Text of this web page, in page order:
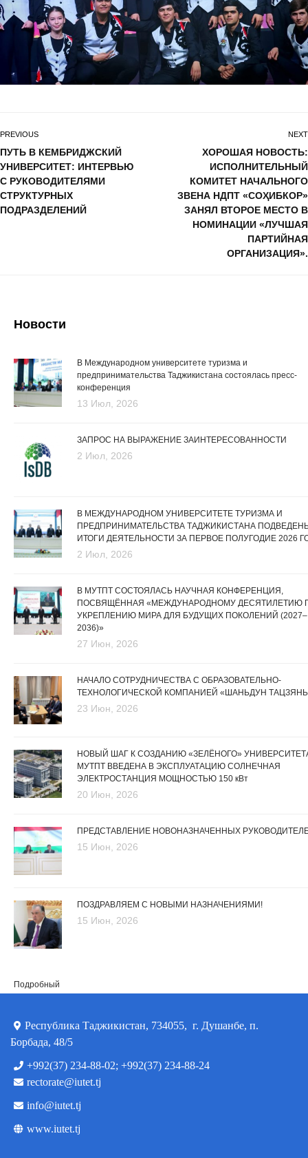
PREVIOUS
ПУТЬ В КЕМБРИДЖСКИЙ
УНИВЕРСИТЕТ: ИНТЕРВЬЮ
С РУКОВОДИТЕЛЯМИ
СТРУКТУРНЫХ
ПОДРАЗДЕЛЕНИЙ
NEXT
ХОРОШАЯ НОВОСТЬ:
ИСПОЛНИТЕЛЬНЫЙ
КОМИТЕТ НАЧАЛЬНОГО
ЗВЕНА НДПТ «СОҲИБКОР»
ЗАНЯЛ ВТОРОЕ МЕСТО В
НОМИНАЦИИ «ЛУЧШАЯ
ПАРТИЙНАЯ
ОРГАНИЗАЦИЯ».
Новости
В Международном университете туризма и
предпринимательства Таджикистана состоялась пресс-
конференция
13 Июл, 2026
ЗАПРОС НА ВЫРАЖЕНИЕ ЗАИНТЕРЕСОВАННОСТИ
2 Июл, 2026
В МЕЖДУНАРОДНОМ УНИВЕРСИТЕТЕ ТУРИЗМА И
ПРЕДПРИНИМАТЕЛЬСТВА ТАДЖИКИСТАНА
ИТОГИ ДЕЯТЕЛЬНОСТИ ЗА ПЕРВОЕ ПОЛУГОДИЕ 2026
2 Июл, 2026
В МУТПТ СОСТОЯЛАСЬ НАУЧНАЯ КОНФЕРЕНЦИЯ,
ПОСВЯЩЁННАЯ «МЕЖДУНАРОДНОМУ ДЕСЯТИЛЕТИЮ
УКРЕПЛЕНИЮ МИРА ДЛЯ БУДУЩИХ ПОКОЛЕНИЙ (2027–
2036)»
27 Июн, 2026
НАЧАЛО СОТРУДНИЧЕСТВА С ОБРАЗОВАТЕЛЬНО-
ТЕХНОЛОГИЧЕСКОЙ КОМПАНИЕЙ «ШАНЬДУН
23 Июн, 2026
НОВЫЙ ШАГ К СОЗДАНИЮ «ЗЕЛЁНОГО»
МУТПТ ВВЕДЕНА В ЭКСПЛУАТАЦИЮ СОЛНЕЧНАЯ
ЭЛЕКТРОСТАНЦИЯ МОЩНОСТЬЮ 150 кВт
20 Июн, 2026
ПРЕДСТАВЛЕНИЕ НОВОНАЗНАЧЕННЫХ
15 Июн, 2026
ПОЗДРАВЛЯЕМ С НОВЫМИ НАЗНАЧЕНИЯМИ!
15 Июн, 2026
Подробный
Республика Таджикистан, 734055, г. Душанбе, п.
Борбада, 48/5
+992(37) 234-88-02; +992(37) 234-88-24
rectorate@iutet.tj
info@iutet.tj
www.iutet.tj